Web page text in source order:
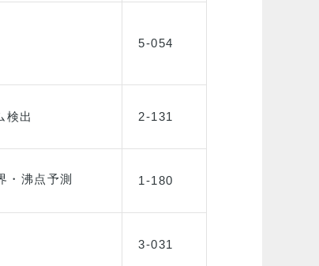
5-054
検出 2-131
・沸点予測 1-180
3-031